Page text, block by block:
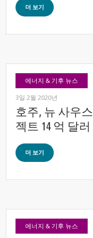
더 보기
에너지 & 기후 뉴스
3일 2월 2020년
호주, 뉴 사우
젝트 14 억 달
더 보기
에너지 & 기후 뉴스